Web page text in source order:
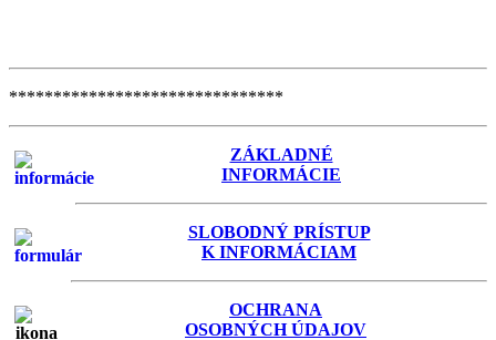
*******************************
ZÁKLADNÉ
INFORMÁCIE
SLOBODNÝ PRÍSTUP
K INFORMÁCIAM
OCHRANA
OSOBNÝCH ÚDAJOV